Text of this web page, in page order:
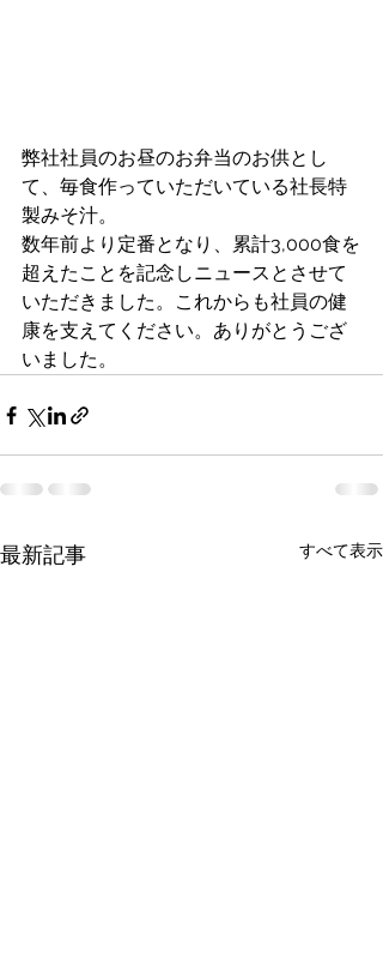
弊社社員のお昼のお弁当のお供とし
て、毎食作っていただいている社長特
製みそ汁。
数年前より定番となり、累計3,000食を
超えたことを記念しニュースとさせて
いただきました。これからも社員の健
康を支えてください。ありがとうござ
いました。
最新記事 すべて表示